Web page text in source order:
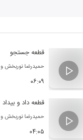
قطعه جستجو
حمیدرضا نوربخش و
۰۶:۰۹
قطعه داد و بیداد
حمیدرضا نوربخش و
۰۴:۰۵